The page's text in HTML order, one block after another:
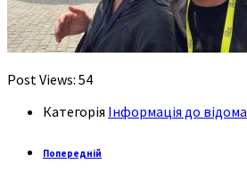
Post Views: 54
Категорія Інформація до відома
Попередній